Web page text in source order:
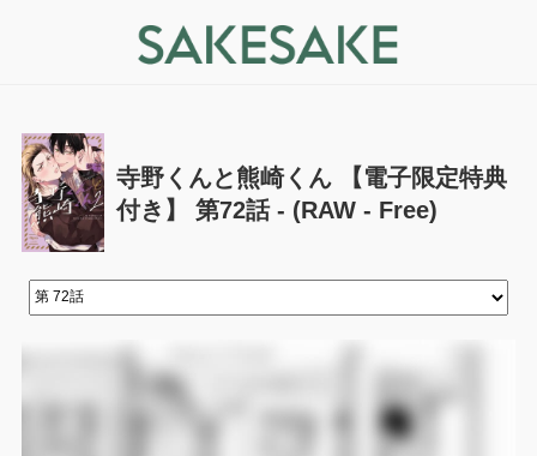
寺野くんと熊崎くん 【電子限定特典
付き】 第72話 - (RAW - Free)